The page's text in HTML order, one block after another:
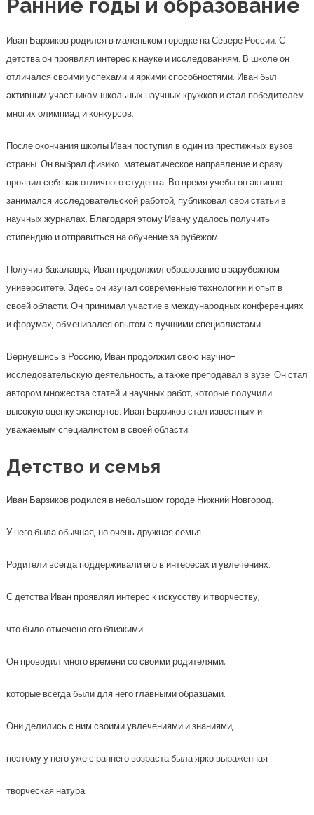
Ранние годы и образование
Иван Барзиков родился в маленьком городке на Севере России. С
детства он проявлял интерес к науке и исследованиям. В школе он
отличался своими успехами и яркими способностями. Иван был
активным участником школьных научных кружков и стал победителем
многих олимпиад и конкурсов.
После окончания школы Иван поступил в один из престижных вузов
страны. Он выбрал физико-математическое направление и сразу
проявил себя как отличного студента. Во время учебы он активно
занимался исследовательской работой, публиковал свои статьи в
научных журналах. Благодаря этому Ивану удалось получить
стипендию и отправиться на обучение за рубежом.
Получив бакалавра, Иван продолжил образование в зарубежном
университете. Здесь он изучал современные технологии и опыт в
своей области. Он принимал участие в международных конференциях
и форумах, обменивался опытом с лучшими специалистами.
Вернувшись в Россию, Иван продолжил свою научно-
исследовательскую деятельность, а также преподавал в вузе. Он стал
автором множества статей и научных работ, которые получили
высокую оценку экспертов. Иван Барзиков стал известным и
уважаемым специалистом в своей области.
Детство и семья
Иван Барзиков родился в небольшом городе Нижний Новгород.
У него была обычная, но очень дружная семья.
Родители всегда поддерживали его в интересах и увлечениях.
С детства Иван проявлял интерес к искусству и творчеству,
что было отмечено его близкими.
Он проводил много времени со своими родителями,
которые всегда были для него главными образцами.
Они делились с ним своими увлечениями и знаниями,
поэтому у него уже с раннего возраста была ярко выраженная
творческая натура.